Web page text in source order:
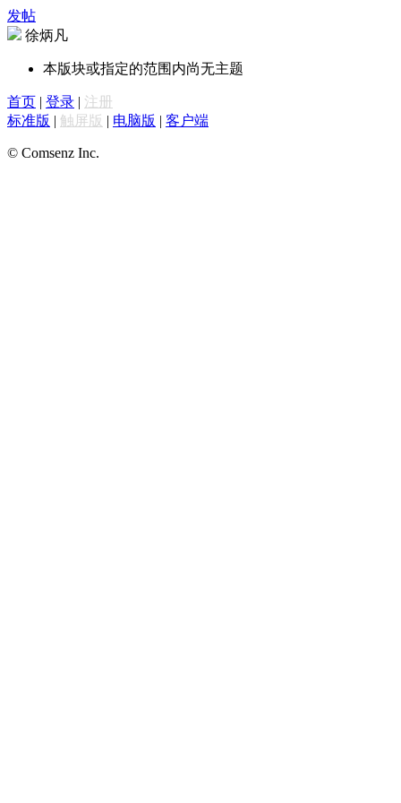
发帖
徐炳凡
本版块或指定的范围内尚无主题
首页 | 登录 | 注册
标准版 | 触屏版 | 电脑版 | 客户端
© Comsenz Inc.